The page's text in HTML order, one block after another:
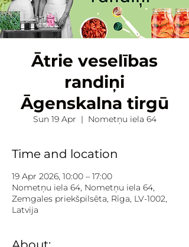
Ātrie veselības
randiņi
Āgenskalna tirgū
Sun 19 Apr
  |
Nometņu iela 64
Time and location
19 Apr 2026, 10:00 – 17:00
Nometņu iela 64, Nometņu iela 64,
Zemgales priekšpilsēta, Rīga, LV-1002,
Latvija